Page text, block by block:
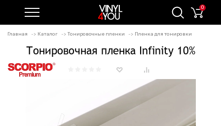
0
Главная Каталог Тонировочные пленки Пленка для тонировки
Тонировочная пленка Infinity 10%